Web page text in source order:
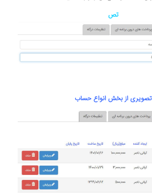
تص
تصویری از بخش انواع حساب